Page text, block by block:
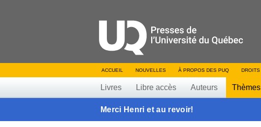
ACCUEIL NOUVELLES À PROPOS DES PUQ DROITS
Livres Libre accès Auteurs Thèmes
Merci Henri et au revoir!